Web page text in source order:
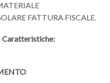
FATTURA FISCALE.
Caratteristiche: